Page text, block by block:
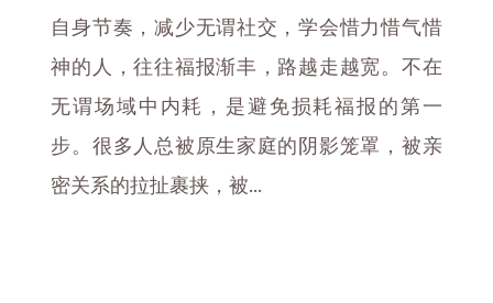
自身节奏，减少无谓社交，学会惜力惜气惜
神的人，往往福报渐丰，路越走越宽。不在
无谓场域中内耗，是避免损耗福报的第一
步。很多人总被原生家庭的阴影笼罩，被亲
密关系的拉扯裹挟，被...